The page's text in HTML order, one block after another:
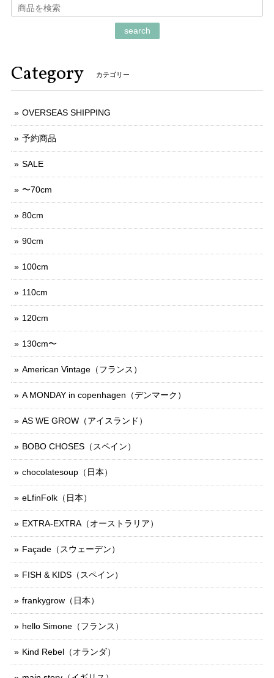
search
Category カテゴリー
OVERSEAS SHIPPING
予約商品
SALE
〜70cm
80cm
90cm
100cm
110cm
120cm
130cm〜
American Vintage（フランス）
A MONDAY in copenhagen（デンマーク）
AS WE GROW（アイスランド）
BOBO CHOSES（スペイン）
chocolatesoup（日本）
eLfinFolk（日本）
EXTRA-EXTRA（オーストラリア）
Façade（スウェーデン）
FISH & KIDS（スペイン）
frankygrow（日本）
hello Simone（フランス）
Kind Rebel（オランダ）